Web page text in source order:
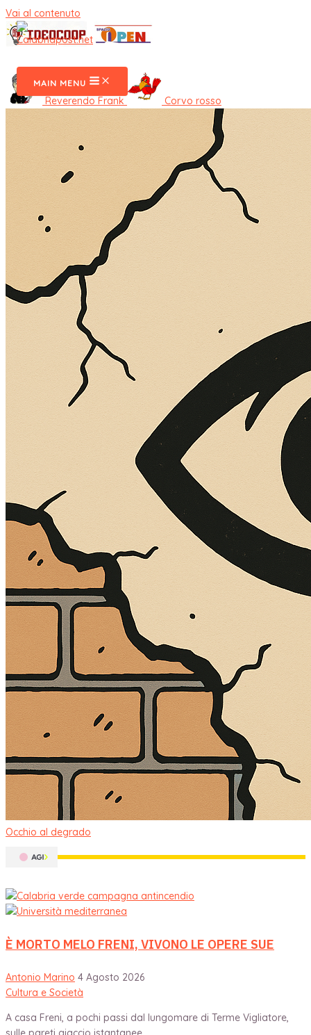
Vai al contenuto
MAIN MENU
Reverendo Frank Corvo rosso
Occhio al degrado
È MORTO MELO FRENI, VIVONO LE OPERE SUE
Antonio Marino 4 Agosto 2026
Cultura e Società
A casa Freni, a pochi passi dal lungomare di Terme Vigliatore,